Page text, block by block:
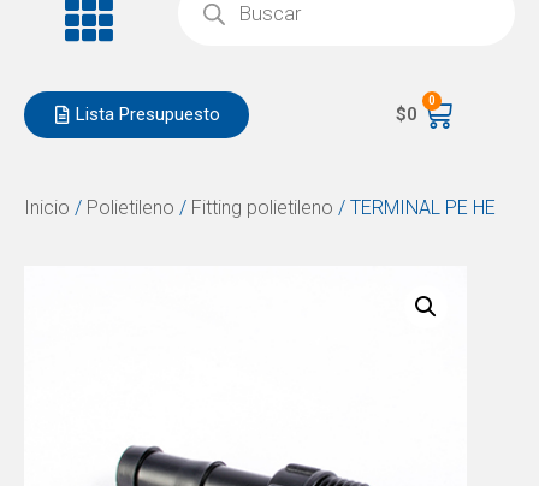
Lista Presupuesto $0
0
Inicio / Polietileno / Fitting polietileno / TERMINAL PE HE